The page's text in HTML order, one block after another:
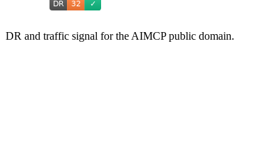
DR and traffic signal for the AIMCP public domain.